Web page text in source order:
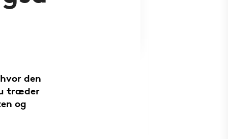
den
træder
og